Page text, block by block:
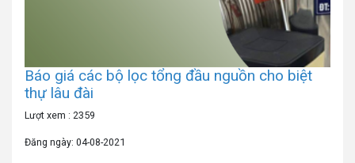
Báo giá các bộ lọc tổng đầu nguồn cho biệt
thự lâu đài
Lượt xem : 2359
Đăng ngày: 04-08-2021